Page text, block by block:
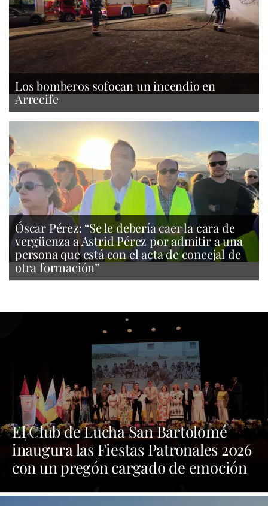
Los bomberos sofocan un incendio en
Arrecife
Óscar Pérez: “Se le debería caer la cara de
vergüenza a Astrid Pérez por admitir a una
persona que está con el acta de concejal de
otra formación”
El Club de Lucha San Bartolomé
inaugura las Fiestas Patronales 2026
con un pregón cargado de emoción